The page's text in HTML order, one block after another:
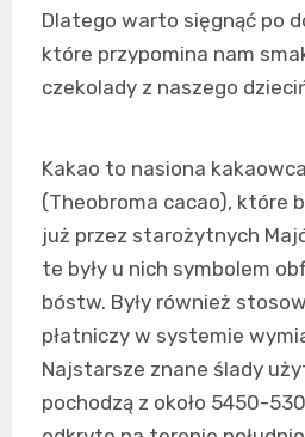
Dlatego warto sięgnąć po
które przypomina nam
czekolady z naszego
Kakao to nasiona
(Theobroma cacao), które
już przez starożytnych
te były u nich symbolem
bóstw. Były również
płatniczy w systemie
Najstarsze znane ślady
pochodzą z około 5450-